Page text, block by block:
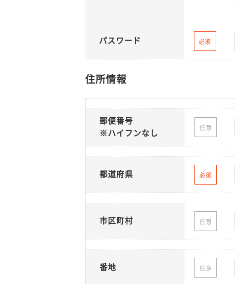
パスワード 必須
住所情報
郵便番号
※ハイフンなし
任意
都道府県 必須
市区町村 任意
番地 任意